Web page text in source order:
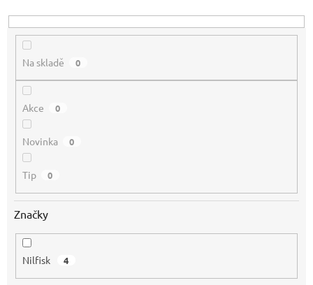
k
t
Na skladě 0
Akce 0
Novinka 0
Tip 0
Značky
Nilfisk 4